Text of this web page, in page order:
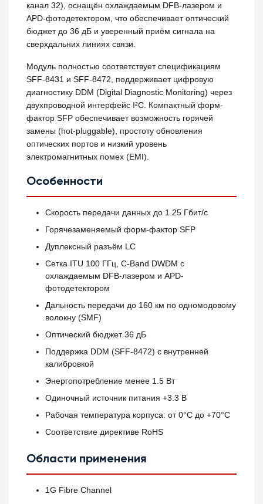
канал 32), оснащён охлаждаемым DFB-лазером и
APD-фотодетектором, что обеспечивает оптический
бюджет до 36 дБ и уверенный приём сигнала на
сверхдальних линиях связи.
Модуль полностью соответствует спецификациям
SFF-8431 и SFF-8472, поддерживает цифровую
диагностику DDM (Digital Diagnostic Monitoring) через
двухпроводной интерфейс I²C. Компактный форм-
фактор SFP обеспечивает возможность горячей
замены (hot-pluggable), простоту обновления
оптических портов и низкий уровень
электромагнитных помех (EMI).
Особенности
Скорость передачи данных до 1.25 Гбит/с
Горячезаменяемый форм-фактор SFP
Дуплексный разъём LC
Сетка ITU 100 ГГц, C-Band DWDM с
охлаждаемым DFB-лазером и APD-
фотодетектором
Дальность передачи до 160 км по одномодовому
волокну (SMF)
Оптический бюджет 36 дБ
Поддержка DDM (SFF-8472) с внутренней
калибровкой
Энергопотребление менее 1.5 Вт
Одиночный источник питания +3.3 В
Рабочая температура корпуса: от 0°C до +70°C
Соответствие директиве RoHS
Области применения
1G Fibre Channel